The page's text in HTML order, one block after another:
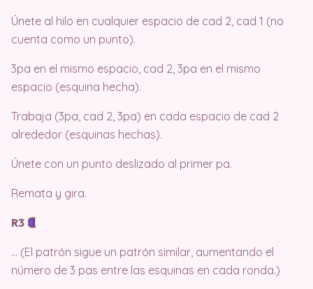
Únete al hilo en cualquier espacio de cad 2, cad 1 (no
cuenta como un punto).
3pa en el mismo espacio, cad 2, 3pa en el mismo
espacio (esquina hecha).
Trabaja (3pa, cad 2, 3pa) en cada espacio de cad 2
alrededor (esquinas hechas).
Únete con un punto deslizado al primer pa.
Remata y gira.
R3
… (El patrón sigue un patrón similar, aumentando el
número de 3 pas entre las esquinas en cada ronda.)